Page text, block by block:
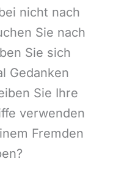
nicht nach
Sie nach
Sie sich
Gedanken
Sie Ihre
verwenden
Fremden